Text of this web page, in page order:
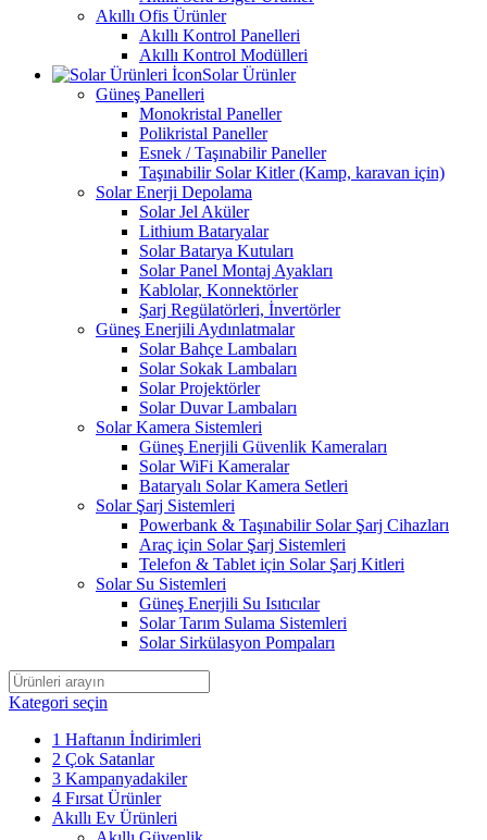
Akıllı Ofis Ürünler
Akıllı Kontrol Panelleri
Akıllı Kontrol Modülleri
Solar Ürünler
Güneş Panelleri
Monokristal Paneller
Polikristal Paneller
Esnek / Taşınabilir Paneller
Taşınabilir Solar Kitler (Kamp, karavan için)
Solar Enerji Depolama
Solar Jel Aküler
Lithium Bataryalar
Solar Batarya Kutuları
Solar Panel Montaj Ayakları
Kablolar, Konnektörler
Şarj Regülatörleri, İnvertörler
Güneş Enerjili Aydınlatmalar
Solar Bahçe Lambaları
Solar Sokak Lambaları
Solar Projektörler
Solar Duvar Lambaları
Solar Kamera Sistemleri
Güneş Enerjili Güvenlik Kameraları
Solar WiFi Kameralar
Bataryalı Solar Kamera Setleri
Solar Şarj Sistemleri
Powerbank & Taşınabilir Solar Şarj Cihazları
Araç için Solar Şarj Sistemleri
Telefon & Tablet için Solar Şarj Kitleri
Solar Su Sistemleri
Güneş Enerjili Su Isıtıcılar
Solar Tarım Sulama Sistemleri
Solar Sirkülasyon Pompaları
Kategori seçin
1 Haftanın İndirimleri
2 Çok Satanlar
3 Kampanyadakiler
4 Fırsat Ürünler
Akıllı Ev Ürünleri